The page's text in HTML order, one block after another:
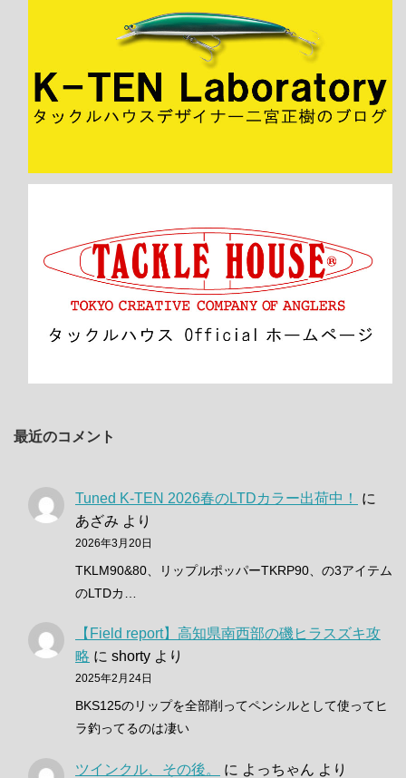
最近のコメント
Tuned K-TEN 2026春のLTDカラー出荷中！
に
あざみ より
2026年3月20日
TKLM90&80、リップルポッパーTKRP90、の3アイテム
のLTDカ…
【Field report】高知県南西部の磯ヒラスズキ攻
略 に shorty より
2025年2月24日
BKS125のリップを全部削ってペンシルとして使ってヒ
ラ釣ってるのは凄い
ツインクル、その後。 に よっちゃん より